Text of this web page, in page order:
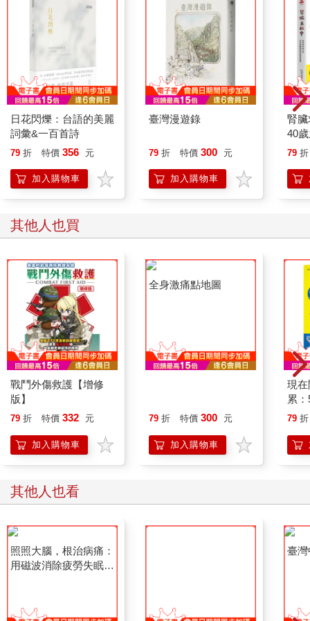
日花閃爍：台語的美麗
詞彙&一百首詩
79 折 特價 356 元
加入購物車
臺灣漫遊錄
79 折 特價 300 元
加入購物車
腎
40
就
79 折
其他人也買
戰鬥外傷救護【增修
版】
79 折 特價 332 元
加入購物車
79 折 特價 300 元
加入購物車
現
累
+7
79 折
其他人也看